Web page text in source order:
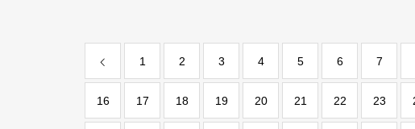
1 2 3 4 5 6 7
16 17 18 19 20 21 22 23